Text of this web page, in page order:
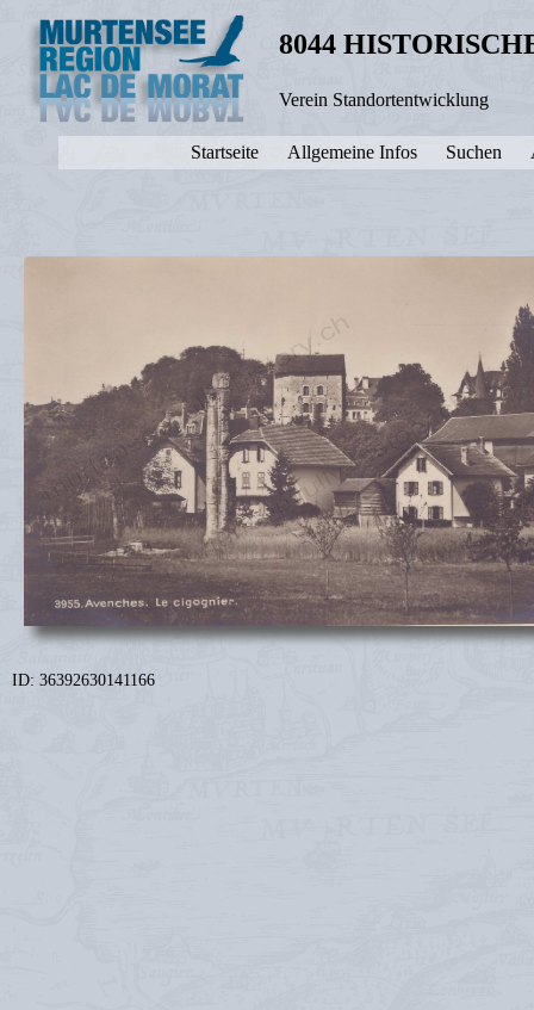
8044
Verein Standortentwicklung
Startseite Allgemeine Infos Suchen
ID: 36392630141166